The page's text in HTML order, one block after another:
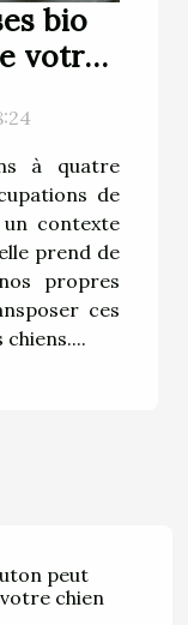
bio
votre
à quatre
de
contexte
prend de
propres
ces
peut
chien